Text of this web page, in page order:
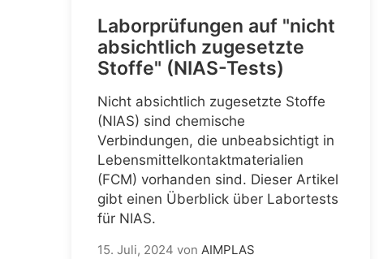
Laborprüfungen auf "nicht
absichtlich zugesetzte
Stoffe" (NIAS-Tests)
Nicht absichtlich zugesetzte Stoffe
(NIAS) sind chemische
Verbindungen, die unbeabsichtigt in
Lebensmittelkontaktmaterialien
(FCM) vorhanden sind. Dieser Artikel
gibt einen Überblick über Labortests
für NIAS.
15. Juli, 2024 von AIMPLAS